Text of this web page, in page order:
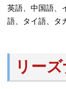
英語、中国語、
語、タイ語、タ
リー